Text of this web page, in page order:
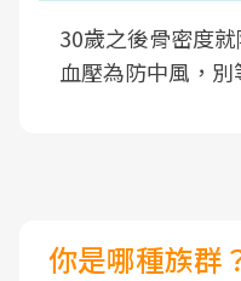
30歲之後骨密度
血壓為防中風，
你是哪種族群